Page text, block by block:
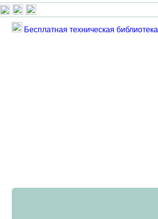
Бесплатная техническая библиотека